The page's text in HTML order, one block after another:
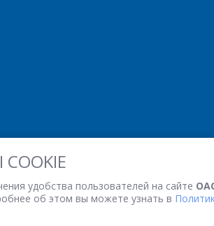
удобства пользователей на сайте
об этом вы можете узнать в